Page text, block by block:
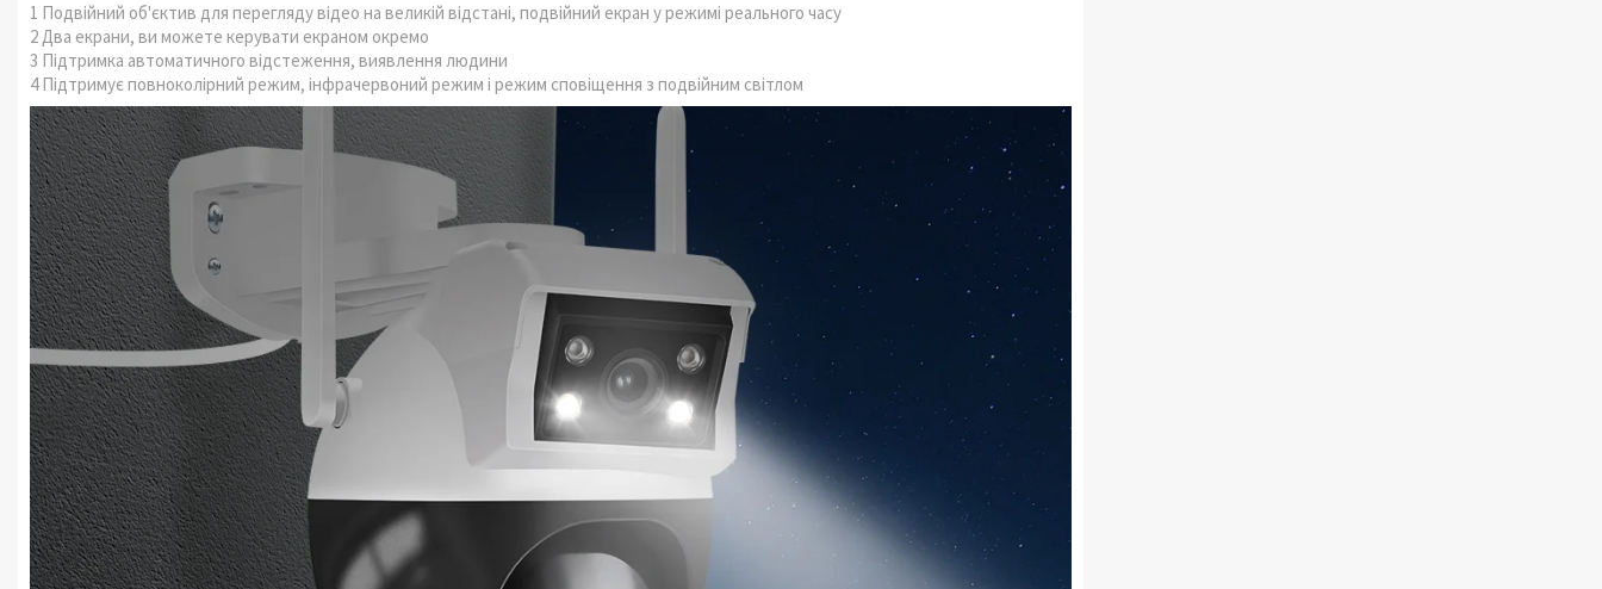
1 Подвійний об'єктив для перегляду відео на великій відстані, подвійний екран у режимі реального часу
2 Два екрани, ви можете керувати екраном окремо
3 Підтримка автоматичного відстеження, виявлення людини
4 Підтримує повноколірний режим, інфрачервоний режим і режим сповіщення з подвійним світлом